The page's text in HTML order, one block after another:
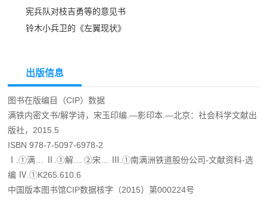
宪兵队对枝吉勇等的意见书
铃木小兵卫的《左翼现状》
出版信息
图书在版编目（CIP）数据
满铁内密文书/解学诗，宋玉印编.—影印本.—北京：社会科学文献出
版社，2015.5
ISBN 978-7-5097-6978-2
Ⅰ.①满… Ⅱ.①解… ②宋… Ⅲ.①南满洲铁道股份公司-文献资料-选
编 Ⅳ.①K265.610.6
中国版本图书馆CIP数据核字（2015）第000224号